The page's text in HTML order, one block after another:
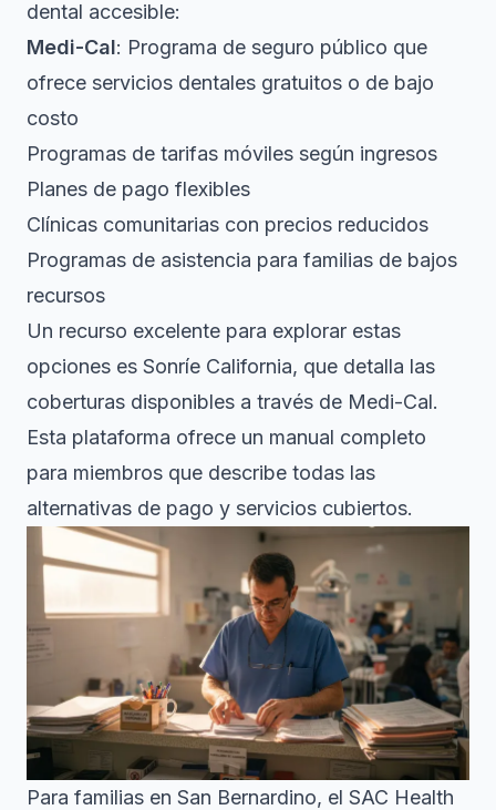
dental accesible:
Medi-Cal: Programa de seguro público que
ofrece servicios dentales gratuitos o de bajo
costo
Programas de tarifas móviles según ingresos
Planes de pago flexibles
Clínicas comunitarias con precios reducidos
Programas de asistencia para familias de bajos
recursos
Un recurso excelente para explorar estas
opciones es Sonríe California, que detalla las
coberturas disponibles a través de Medi-Cal.
Esta plataforma ofrece un manual completo
para miembros que describe todas las
alternativas de pago y servicios cubiertos.
Para familias en San Bernardino, el SAC Health